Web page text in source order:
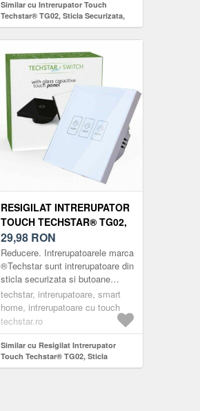
Similar cu Intrerupator Touch
Techstar® TG02, Sticla Securizata,
Design Modern, Iluminare LED, 1
Faza, Alb
RESIGILAT INTRERUPATOR
TOUCH TECHSTAR® TG02,
STICLA SECURIZATA,
DESIGN MODERN,
ILUMINARE LED, 3 FAZE,
ALB
29,98 RON
Reducere. Intrerupatoarele marca
®Techstar sunt intrerupatoare din
sticla securizata si butoane
touch Intrerupatorul Techstar®
are un design minimalist, crea...
techstar, intrerupatoare, smart
home, intrerupatoare cu touch
techstar.ro
Similar cu Resigilat Intrerupator
Touch Techstar® TG02, Sticla
Securizata, Design Modern,